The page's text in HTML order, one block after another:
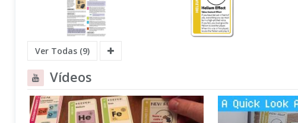
Ver Todas (9)
Vídeos